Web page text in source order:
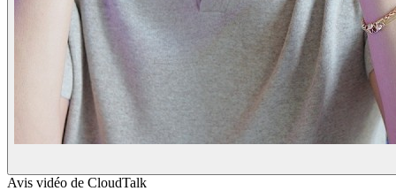
Avis vidéo de CloudTalk